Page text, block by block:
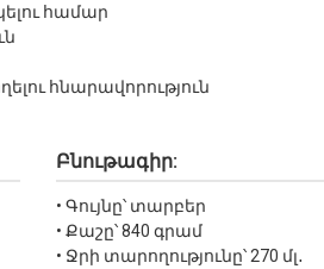
համար
հնարավորություն
Բնութագիր:
• Գույնը՝ տարբեր
• Քաշը՝ 840 գրամ
• Ջրի տարողությունը՝ 270 մլ․